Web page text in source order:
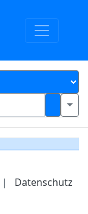
| Datenschutz